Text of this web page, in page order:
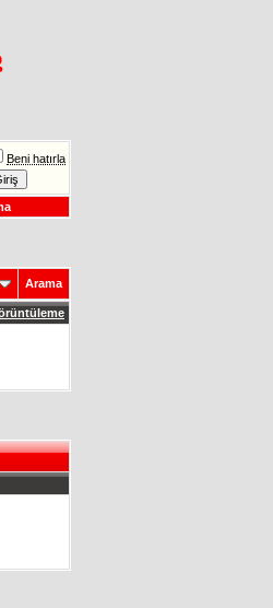
Beni hatırla
Arama